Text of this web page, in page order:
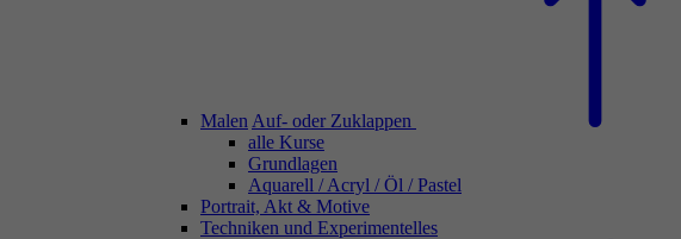
Malen Auf- oder Zuklappen
alle Kurse
Grundlagen
Aquarell / Acryl / Öl / Pastel
Portrait, Akt & Motive
Techniken und Experimentelles